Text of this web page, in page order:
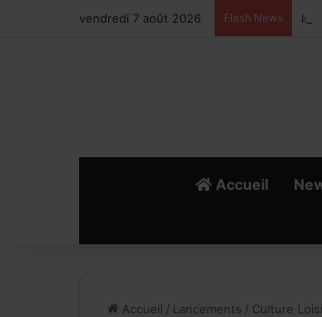
vendredi 7 août 2026 Flash News
Accueil
Accueil / Lancements / Culture